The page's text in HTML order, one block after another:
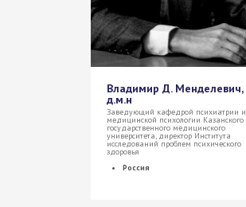
Владимир Д. Менделевич,
д.м.н
Заведующий кафедрой психиатрии и
медицинской психологии Казанского
государственного медицинского
университета, директор Института
исследований проблем психического
здоровья
Россия